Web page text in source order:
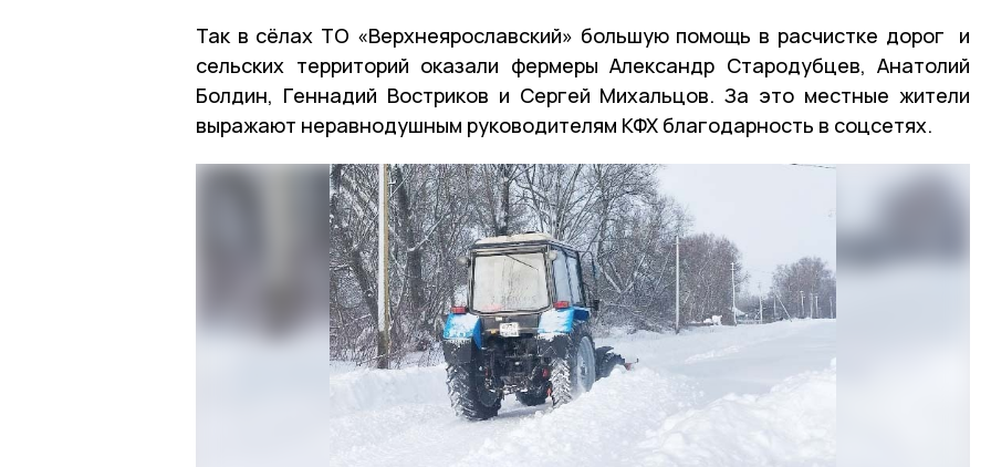
Так в сёлах ТО «Верхнеярославский» большую помощь в расчистке дорог и
сельских территорий оказали фермеры Александр Стародубцев, Анатолий
Болдин, Геннадий Востриков и Сергей Михальцов. За это местные жители
выражают неравнодушным руководителям КФХ благодарность в соцсетях.